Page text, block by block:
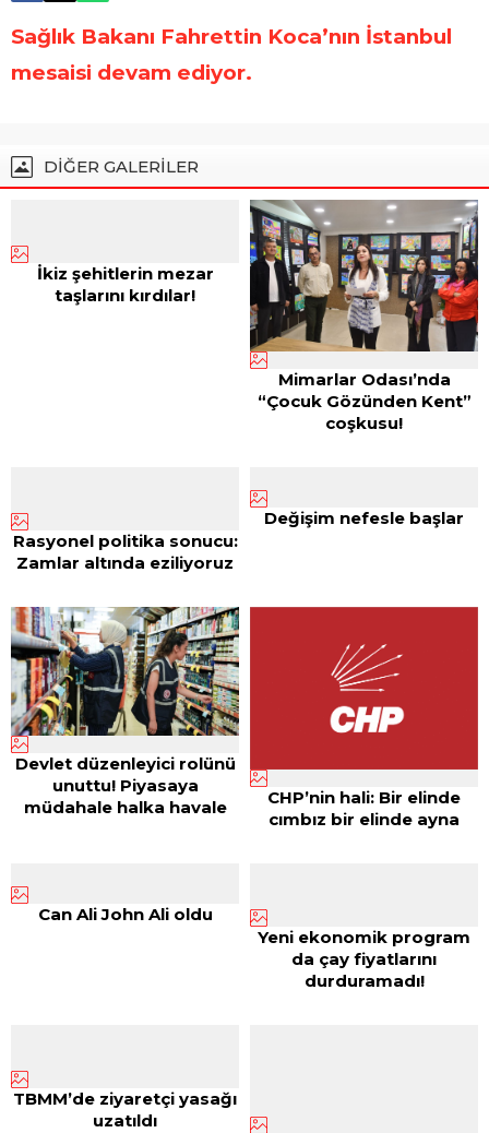
Sağlık Bakanı Fahrettin Koca’nın İstanbul
mesaisi devam ediyor.
DİĞER GALERİLER
İkiz şehitlerin mezar
taşlarını kırdılar!
Mimarlar Odası’nda
“Çocuk Gözünden Kent”
coşkusu!
Rasyonel politika sonucu:
Zamlar altında eziliyoruz
Değişim nefesle başlar
Devlet düzenleyici rolünü
unuttu! Piyasaya
müdahale halka havale
CHP’nin hali: Bir elinde
cımbız bir elinde ayna
Can Ali John Ali oldu
Yeni ekonomik program
da çay fiyatlarını
durduramadı!
TBMM’de ziyaretçi yasağı
uzatıldı